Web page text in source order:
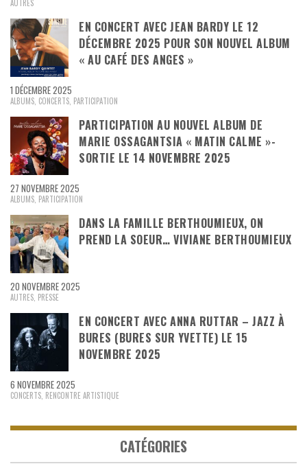
AUTRES
EN CONCERT AVEC JEAN BARDY LE 12
DÉCEMBRE 2025 POUR SON NOUVEL ALBUM
« AU CAFÉ DES ANGES »
1 DÉCEMBRE 2025
ALBUMS CONCERTS PARTICIPATION
PARTICIPATION AU NOUVEL ALBUM DE
MARIE OSSAGANTSIA « MATIN CALME »-
SORTIE LE 14 NOVEMBRE 2025
27 NOVEMBRE 2025
ALBUMS PARTICIPATION
DANS LA FAMILLE BERTHOUMIEUX, ON
PREND LA SOEUR… VIVIANE BERTHOUMIEUX
20 NOVEMBRE 2025
AUTRES PRESSE
EN CONCERT AVEC ANNA RUTTAR – JAZZ À
BURES (BURES SUR YVETTE) LE 15
NOVEMBRE 2025
6 NOVEMBRE 2025
CONCERTS RENCONTRE ARTISTIQUE
CATÉGORIES